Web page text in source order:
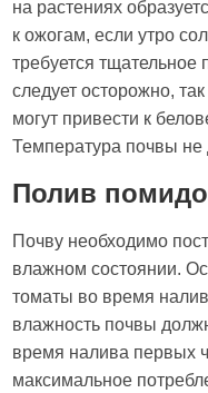
на растениях
к ожогам, если утро
требуется тщательное
следует осторожно,
могут привести к
Температура почвы
Полив
Почву необходимо
влажном состоянии.
томаты во время
влажность почвы
время налива первых
максимальное